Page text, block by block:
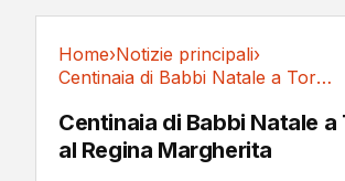
Home›Notizie principali›
Centinaia di Babbi Natale a Torino, al Regina...
Centinaia di Babbi Natale a
al Regina Margherita